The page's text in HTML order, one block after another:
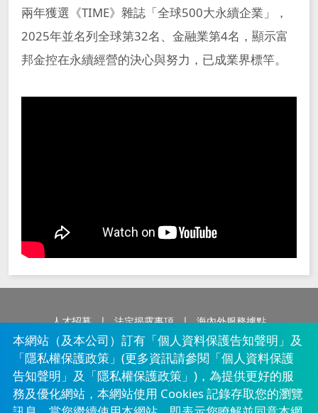
兩年獲選《TIME》雜誌「全球500大永續企業」，
2025年並名列全球第32名、金融業第4名，顯示富
邦金控在永續經營的決心與努力，已成業界標竿。
人才招募 法定揭露事項 海內外服務據點
客戶資料保密措施 消費者保護 服務中心 採購專區
本網站（及本公司）訂有「個人資料保護告知聲明」及
「隱私權保護政策」(更多資訊請參閱 「個人資料保護
告知聲明」 及 「隱私權保護政策」 )，為提供更好的服
務及優化網站，本網站使用 Cookies 記錄存取您的瀏覽